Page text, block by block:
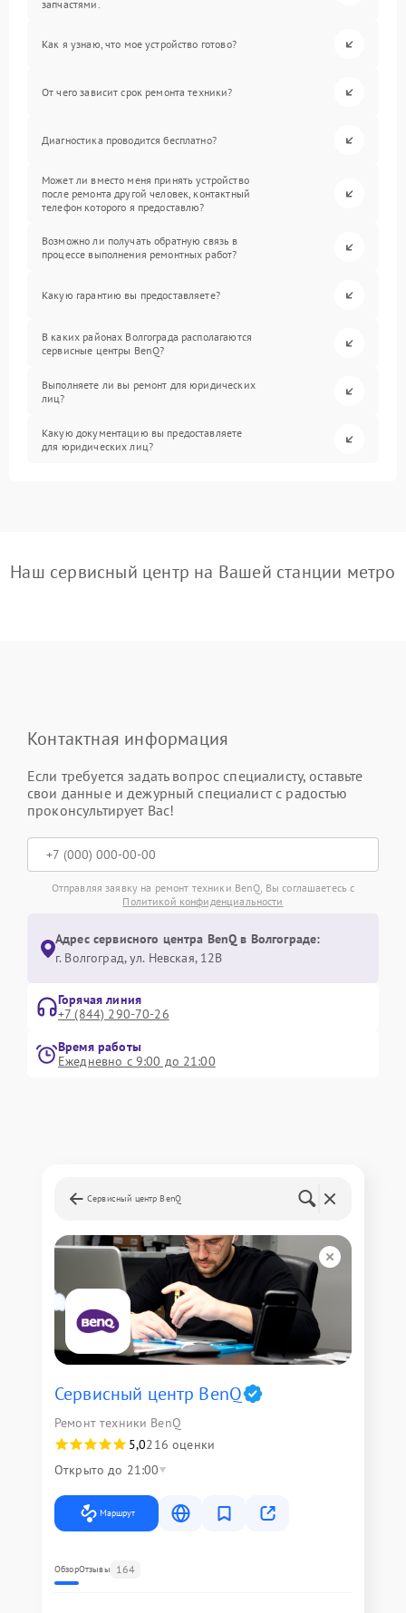
запчастями.
Как я узнаю, что мое устройство готово?
От чего зависит срок ремонта техники?
Диагностика проводится бесплатно?
Может ли вместо меня принять устройство
после ремонта другой человек, контактный
телефон которого я предоставлю?
Возможно ли получать обратную связь в
процессе выполнения ремонтных работ?
Какую гарантию вы предоставляете?
В каких районах Волгограда располагаются
сервисные центры BenQ?
Выполняете ли вы ремонт для юридических
лиц?
Какую документацию вы предоставляете
для юридических лиц?
Наш сервисный центр на Вашей станции метро
Контактная информация
Если требуется задать вопрос специалисту, оставьте
свои данные и дежурный специалист с радостью
проконсультирует Вас!
Отправляя заявку на ремонт техники BenQ, Вы соглашаетесь с
Политикой конфиденциальности
Адрес сервисного центра BenQ в Волгограде:
г. Волгоград, ул. Невская, 12В
Горячая линия
+7 (844) 290-70-26
Время работы
Ежедневно с 9:00 до 21:00
Сервисный центр BenQ
Сервисный центр BenQ
Ремонт техники BenQ
5,0216 оценки
Открыто до 21:00
Маршрут
ОбзорОтзывы 164